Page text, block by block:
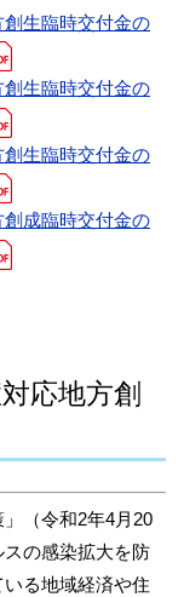
生臨時交付金の
生臨時交付金の
生臨時交付金の
成臨時交付金の
応地方創
」（令和2年4月20
の感染拡大を防
る地域経済や住